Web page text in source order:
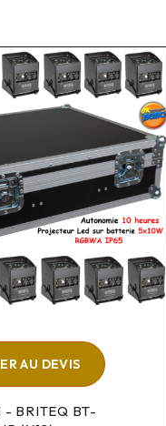
AU DEVIS
- BRITEQ BT-